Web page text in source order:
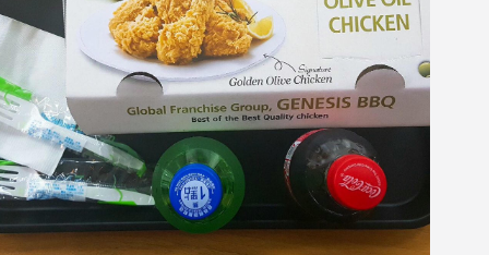
줌
마
烤
肉
x
火
鍋
吃
到